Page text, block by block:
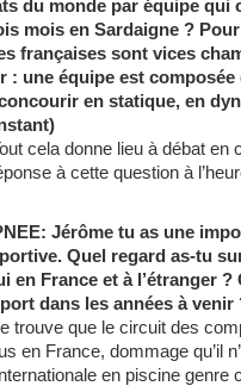
du monde par équipe qui
mois en Sardaigne ?
françaises sont vices
: une équipe est
en statique, en
cela donne lieu à débat en
à cette question à
Jérôme tu as une
Quel regard as-tu
en France et à l’étranger
dans les années à venir
trouve que le circuit des
en France, dommage qu’il
en piscine genre